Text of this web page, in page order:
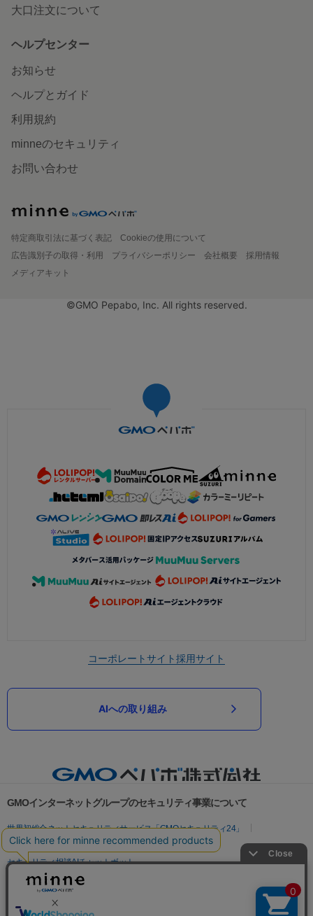
大口注文について
ヘルプセンター
お知らせ
ヘルプとガイド
利用規約
minneのセキュリティ
お問い合わせ
特定商取引法に基づく表記
Cookieの使用について
広告識別子の取得・利用
プライバシーポリシー 会社概要
採用情報
メディアキット
©GMO Pepabo, Inc. All rights reserved.
コーポレートサイト採用サイト
AIへの取り組み
GMOインターネットグループのセキュリティ事業について
世界初総合ネットセキュリティサービス「GMOセキュリティ24」
パスワード漏洩診断
Webサイトリスク診断
セキュリティ相談AIチャットボット
実在証明・盗聴対策